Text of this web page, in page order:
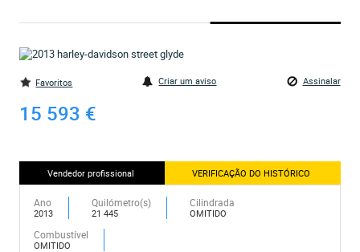
Favoritos Criar um aviso Assinalar
15 593 €
Vendedor profissional VERIFICAÇÃO DO HISTÓRICO
Ano
2013
Quilómetro(s)
21 445
Cilindrada
OMITIDO
Combustível
OMITIDO